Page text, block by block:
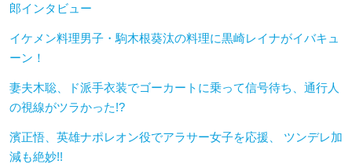
郎インタビュー
イケメン料理男子・駒木根葵汰の料理に黒崎レイナがイバキュ
ーン！
妻夫木聡、ド派手衣装でゴーカートに乗って信号待ち、通行人
の視線がツラかった!?
濱正悟、英雄ナポレオン役でアラサー女子を応援、 ツンデレ加
減も絶妙!!